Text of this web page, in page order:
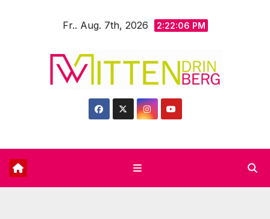
Fr.. Aug. 7th, 2026 2:22:08 PM